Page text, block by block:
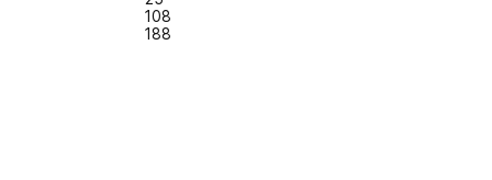
108
188